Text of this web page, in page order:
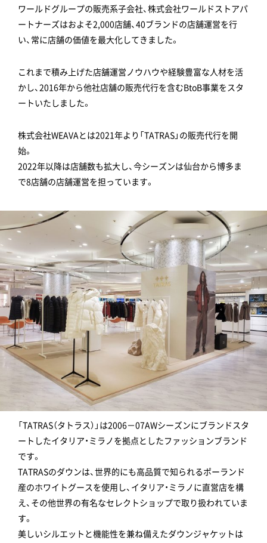
ワールドグループの販売系子会社、株式会社ワールドストアパ
ートナーズはおよそ2,000店舗、40ブランドの店舗運営を行
い、常に店舗の価値を最大化してきました。
これまで積み上げた店舗運営ノウハウや経験豊富な人材を活
かし、2016年から他社店舗の販売代行を含むBtoB事業をスタ
ートいたしました。
株式会社WEAVAとは2021年より「TATRAS」の販売代行を開
始。
2022年以降は店舗数も拡大し、今シーズンは仙台から博多ま
で8店舗の店舗運営を担っています。
「TATRAS（タトラス）」は2006－07AWシーズンにブランドスタ
ートしたイタリア・ミラノを拠点としたファッションブランド
です。
TATRASのダウンは、世界的にも高品質で知られるポーランド
産のホワイトグースを使用し、イタリア・ミラノに直営店を構
え、その他世界の有名なセレクトショップで取り扱われていま
す。
美しいシルエットと機能性を兼ね備えたダウンジャケットは